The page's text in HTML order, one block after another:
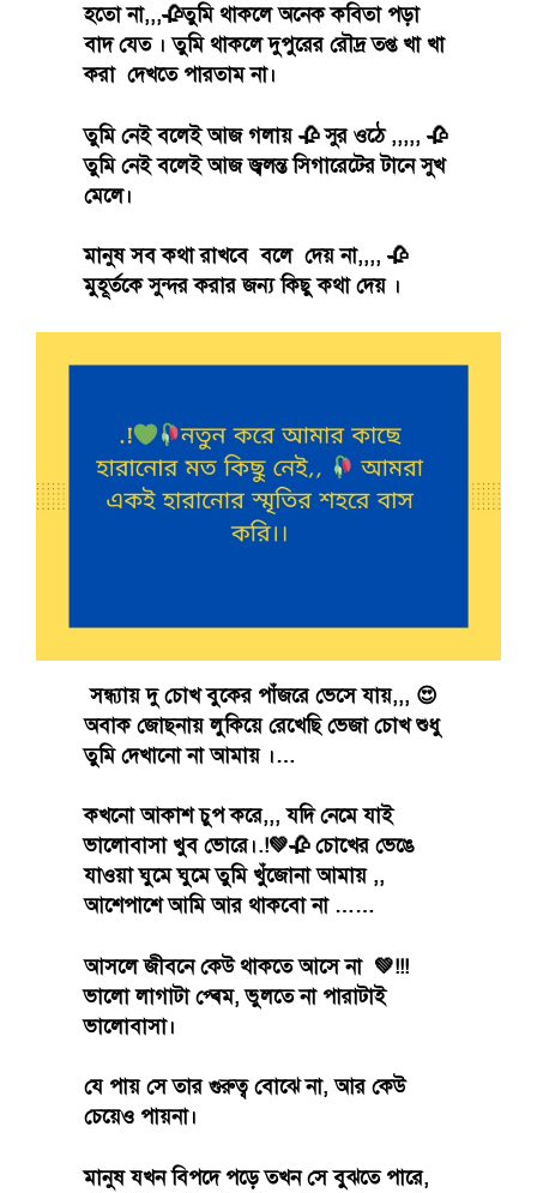
হতো না,,,🥀তুমি থাকলে অনেক কবিতা পড়া
বাদ যেত । তুমি থাকলে দুপুরের রৌদ্র তপ্ত খা খা
করা দেখতে পারতাম না।
তুমি নেই বলেই আজ গলায় 🥀 সুর ওঠে ,,,,, 🥀
তুমি নেই বলেই আজ জ্বলন্ত সিগারেটের টানে সুখ
মেলে।
মানুষ সব কথা রাখবে বলে দেয় না,,,, 🥀
মুহূর্তকে সুন্দর করার জন্য কিছু কথা দেয় ।
সন্ধ্যায় দু চোখ বুকের পাঁজরে ভেসে যায়,,, 😍
অবাক জোছনায় লুকিয়ে রেখেছি ভেজা চোখ শুধু
তুমি দেখানো না আমায় ।…
কখনো আকাশ চুপ করে,,, যদি নেমে যাই
ভালোবাসা খুব ভোরে।.!💚🥀 চোখের ভেঙে
যাওয়া ঘুমে ঘুমে তুমি খুঁজোনা আমায় ,,
আশেপাশে আমি আর থাকবো না ……
আসলে জীবনে কেউ থাকতে আসে না 💚!!!
ভালো লাগাটা প্ৰেম, ভুলতে না পারাটাই
ভালোবাসা।
যে পায় সে তার গুরুত্ব বোঝে না, আর কেউ
চেয়েও পায়না।
মানুষ যখন বিপদে পড়ে তখন সে বুঝতে পারে,